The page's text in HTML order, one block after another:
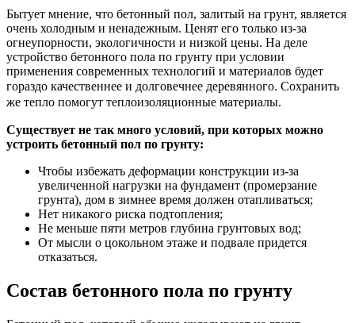
Бытует мнение, что бетонный пол, залитый на грунт, является
очень холодным и ненадежным. Ценят его только из-за
огнеупорности, экологичности и низкой цены. На деле
устройство бетонного пола по грунту при условии
применения современных технологий и материалов будет
гораздо качественнее и долговечнее деревянного. Сохранить
же тепло помогут теплоизоляционные материалы.
Существует не так много условий, при которых можно
устроить бетонный пол по грунту:
Чтобы избежать деформации конструкции из-за
увеличенной нагрузки на фундамент (промерзание
грунта), дом в зимнее время должен отапливаться;
Нет никакого риска подтопления;
Не меньше пяти метров глубина грунтовых вод;
От мысли о цокольном этаже и подвале придется
отказаться.
Состав бетонного пола по грунту